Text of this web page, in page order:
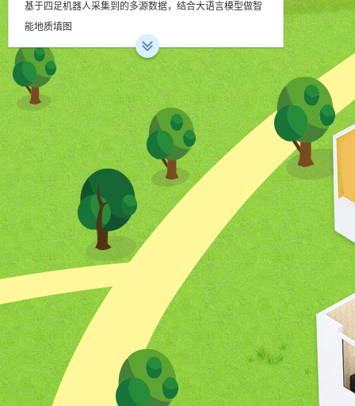
基于四足机器人采集到的多源数据，结合大语言模型做智
能地质填图
在线产品 共0套产品
本工作室暂无上架产品